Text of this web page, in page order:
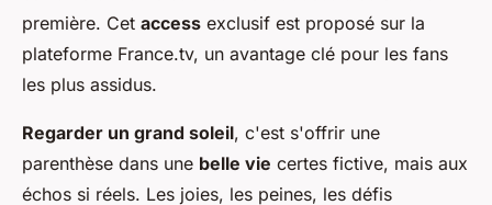
première. Cet access exclusif est proposé sur la
plateforme France.tv, un avantage clé pour les fans
les plus assidus.
Regarder un grand soleil, c'est s'offrir une
parenthèse dans une belle vie certes fictive, mais aux
échos si réels. Les joies, les peines, les défis